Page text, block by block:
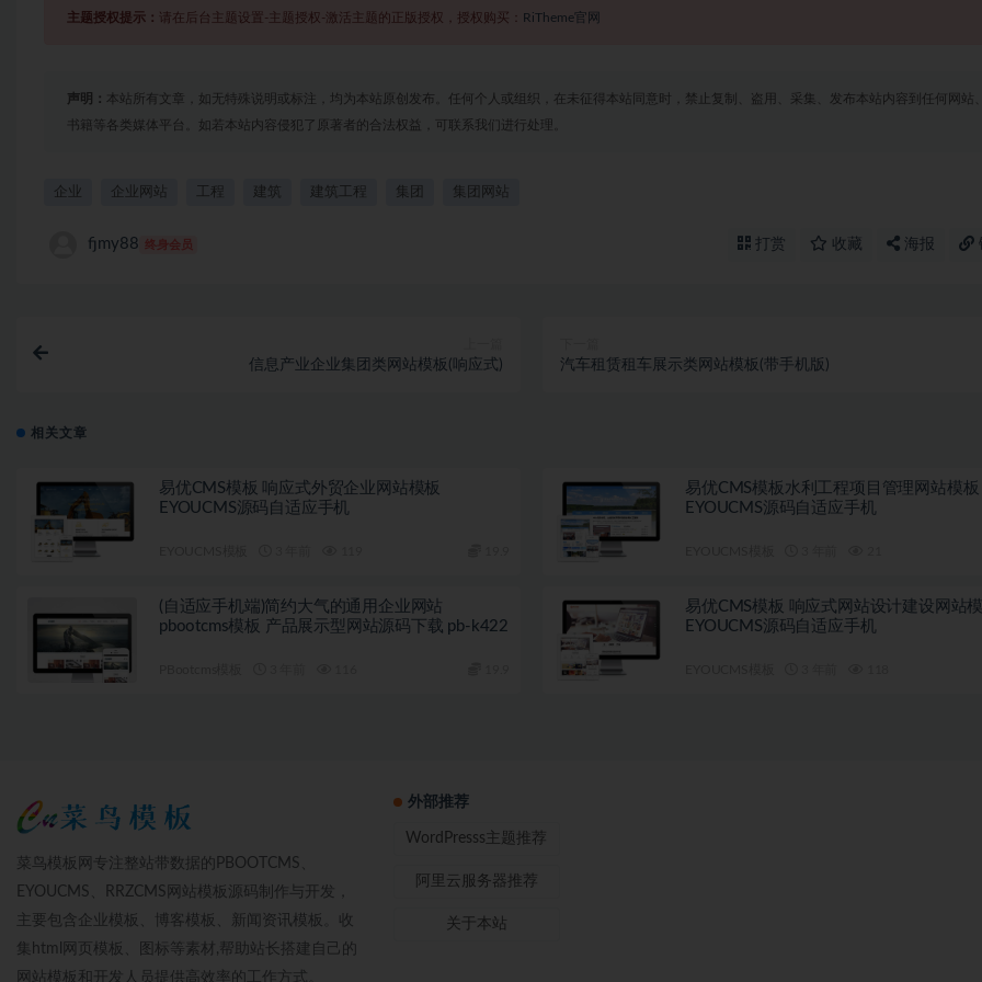
主题授权提示： 请在后台主题设置-主题授权-激活主题的正版授权，授权购买： RiTheme官网
声明： 本站所有文章，如无特殊说明或标注，均为本站原创发布。任何个人或组织，在未征得本站同意时，禁止复制、盗用、采集、发布本站内容到任何网站
书籍等各类媒体平台。如若本站内容侵犯了原著者的合法权益，可联系我们进行处理。
企业 企业网站 工程 建筑 建筑工程 集团 集团网站
fjmy88 终身会员 打赏 收藏 海报
信息产业企业集团类网站模板(响应式) 汽车租赁租车展示类网站模板(带手机版)
相关文章
易优CMS模板 响应式外贸企业网站模板
EYOUCMS源码自适应手机
易优CMS模板水利工程项目管理网站模板
EYOUCMS源码自适应手机
(自适应手机端)简约大气的通用企业网站
pbootcms模板 产品展示型网站源码下载 pb-k422
易优CMS模板 响应式网站设计建设网站
EYOUCMS源码自适应手机
菜鸟模板网专注整站带数据的PBOOTCMS、
EYOUCMS、RRZCMS网站模板源码制作与开发，
主要包含企业模板、博客模板、新闻资讯模板。收
集html网页模板、图标等素材,帮助站长搭建自己的
网站模板和开发人员提供高效率的工作方式。
外部推荐
WordPresss主题推荐
阿里云服务器推荐
关于本站